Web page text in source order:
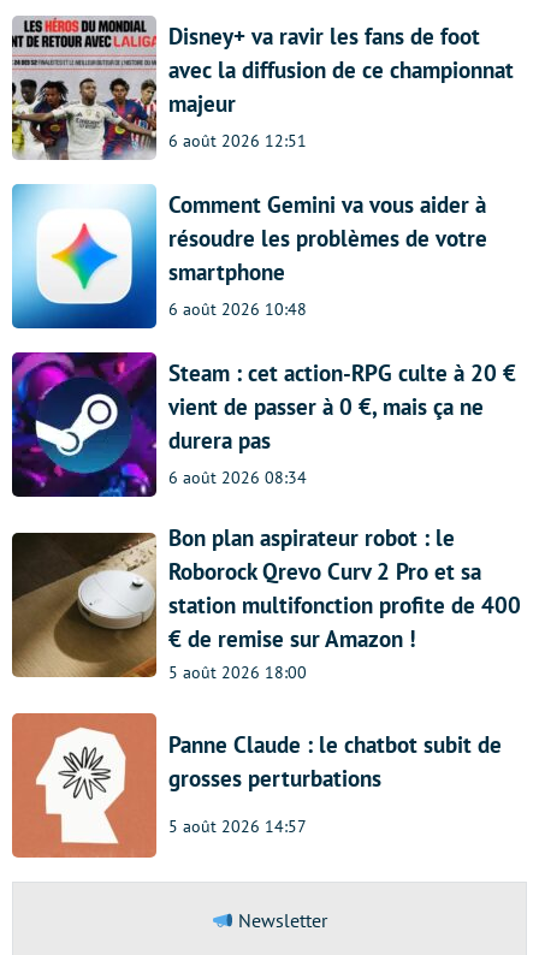
Disney+ va ravir les fans de foot
avec la diffusion de ce championnat
majeur
6 août 2026 12:51
Comment Gemini va vous aider à
résoudre les problèmes de votre
smartphone
6 août 2026 10:48
Steam : cet action-RPG culte à 20 €
vient de passer à 0 €, mais ça ne
durera pas
6 août 2026 08:34
Bon plan aspirateur robot : le
Roborock Qrevo Curv 2 Pro et sa
station multifonction profite de 400
€ de remise sur Amazon !
5 août 2026 18:00
Panne Claude : le chatbot subit de
grosses perturbations
5 août 2026 14:57
Newsletter